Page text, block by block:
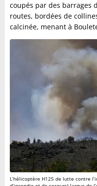
coupés par des barrages
routes, bordées de
calcinée, menant à
L’hélicoptère H125 de lutte contre